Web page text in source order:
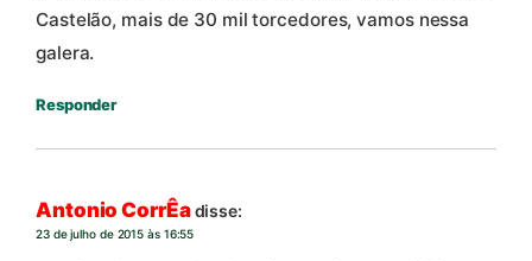
Castelão, mais de 30 mil torcedores, vamos nessa
galera.
Responder
Antonio CorrÊadisse:
23 de julho de 2015 às 16:55